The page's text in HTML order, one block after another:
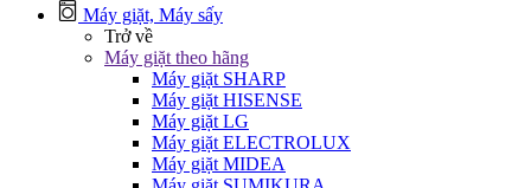
Máy giặt, Máy sấy
Trở về
Máy giặt theo hãng
Máy giặt SHARP
Máy giặt HISENSE
Máy giặt LG
Máy giặt ELECTROLUX
Máy giặt MIDEA